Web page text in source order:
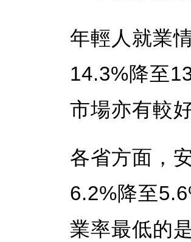
年輕人就業
14.3%降至
市場亦有較
各省方面，
6.2%降至
業率最低的